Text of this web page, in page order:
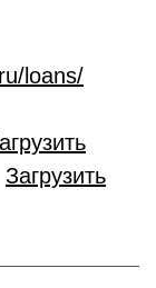
loans/
Загрузить